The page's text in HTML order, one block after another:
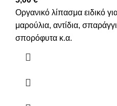
Οργανικό λίπασμα ειδικό
μαρούλια, αντίδια,
σπορόφυτα κ.α.